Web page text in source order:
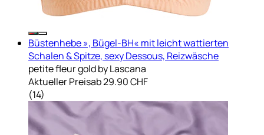
Büstenhebe », Bügel-BH« mit leicht wattierten
Schalen & Spitze, sexy Dessous, Reizwäsche
petite fleur gold by Lascana
Aktueller Preisab29.90 CHF
(14)